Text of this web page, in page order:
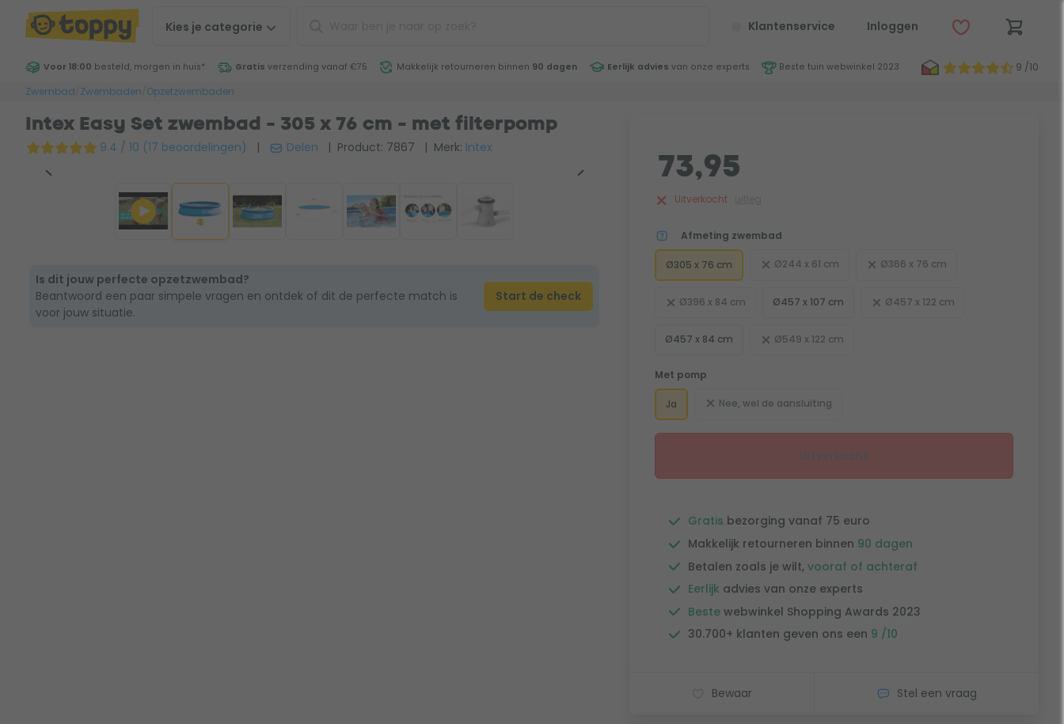
Kies je categorie Klantenservice Inloggen
Voor 18:00 besteld, morgen in huis* Gratis verzending vanaf €75 Makkelijk retourneren binnen 90 dagen Eerlijk advies van onze experts Beste tuin webwinkel 2023
9 /10
Zwembad Zwembaden Opzetzwembaden
Intex Easy Set zwembad - 305 x 76 cm - met filterpomp
9.4 / 10 (17 beoordelingen) | Delen | Product: 7867 | Merk: Intex
Is dit jouw perfecte opzetzwembad?
Beantwoord een paar simpele vragen en ontdek of dit de perfecte match is
voor jouw situatie.
Start de check
73,95
Uitverkocht
Afmeting zwembad
Ø305 x 76 cm Ø244 x 61 cm Ø366 x 76 cm
Ø396 x 84 cm Ø457 x 107 cm Ø457 x 122 cm
Ø457 x 84 cm Ø549 x 122 cm
Met pomp
Ja Nee, wel de aansluiting
Uitverkocht
Gratis bezorging vanaf 75 euro
Makkelijk retourneren binnen 90 dagen
Betalen zoals je wilt, vooraf of achteraf
Eerlijk advies van onze experts
Bestewebwinkel Shopping Awards 2023
30.700+ klanten geven ons een 9 /10
Bewaar Stel een vraag